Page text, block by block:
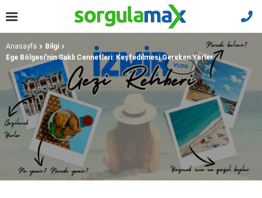
Anasayfa
Bilgi
Ege Bölgesi'nin Saklı Cennetleri: Keşfedilmesi Gereken Yerler